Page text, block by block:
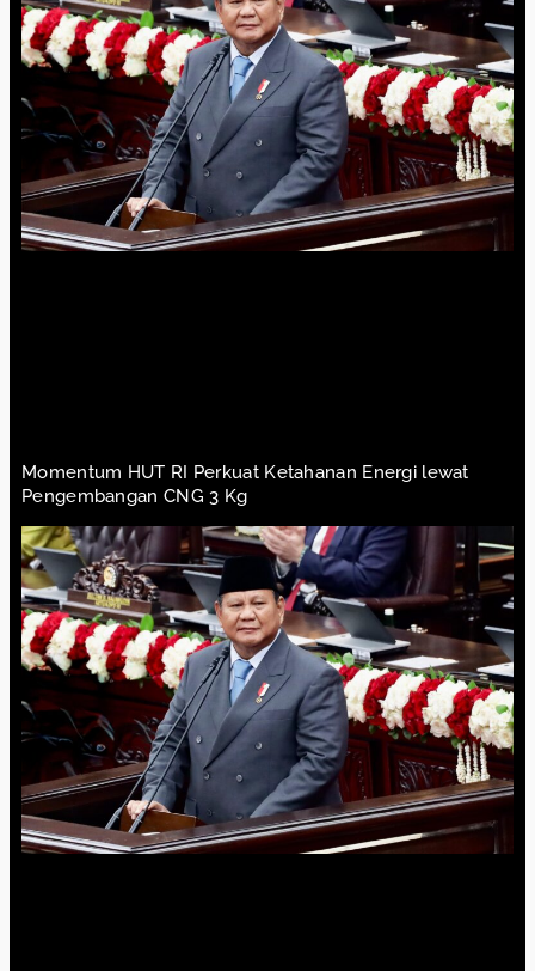
Momentum HUT RI Perkuat Ketahanan Energi lewat
Pengembangan CNG 3 Kg